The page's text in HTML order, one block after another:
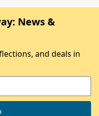
News &
and deals in